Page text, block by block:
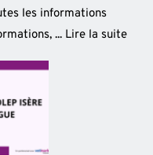
les informations
... Lire la suite